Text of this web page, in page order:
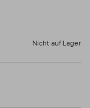
Nicht auf Lager